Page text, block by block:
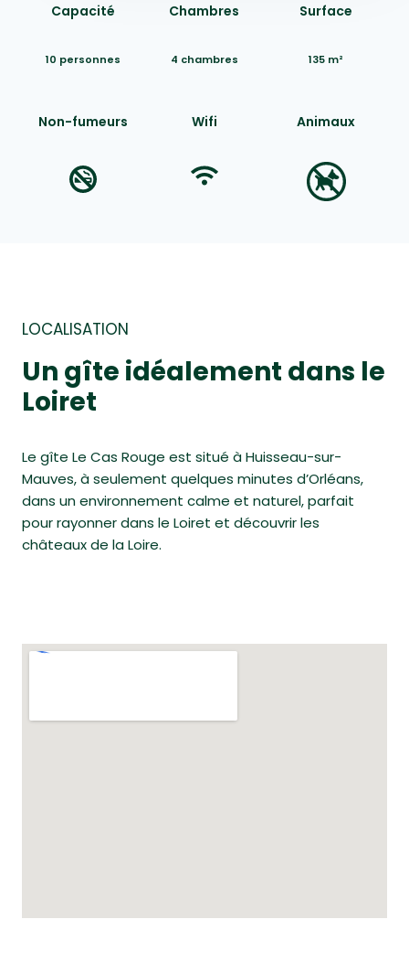
Capacité
10 personnes
Chambres
4 chambres
Surface
135 m²
Non-fumeurs Wifi Animaux
LOCALISATION
Un gîte idéalement dans le
Loiret
Le gîte Le Cas Rouge est situé à Huisseau-sur-
Mauves, à seulement quelques minutes d’Orléans,
dans un environnement calme et naturel, parfait
pour rayonner dans le Loiret et découvrir les
châteaux de la Loire.